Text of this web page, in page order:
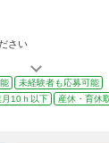
さい
未経験者も応募可能
月10ｈ以下 産休・育休